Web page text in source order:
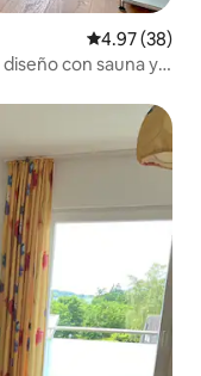
Calificación
4.97 (38)
con sauna y